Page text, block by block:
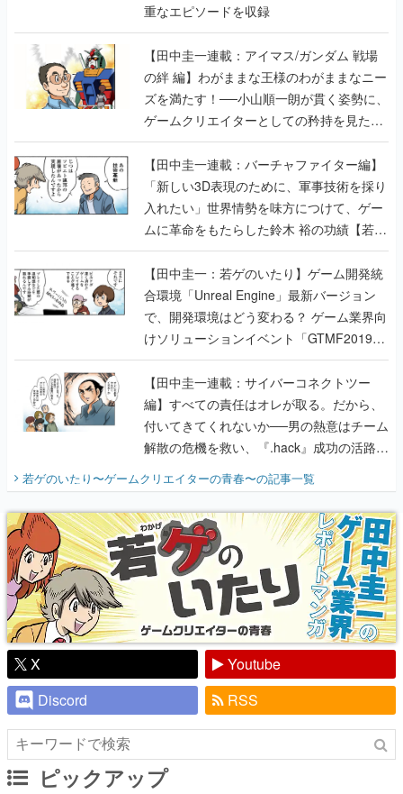
重なエピソードを収録
【田中圭一連載：アイマス/ガンダム 戦場
の絆 編】わがままな王様のわがままなニー
ズを満たす！──小山順一朗が貫く姿勢に、
ゲームクリエイターとしての矜持を見た
【若ゲのいたり最終回】
【田中圭一連載：バーチャファイター編】
「新しい3D表現のために、軍事技術を採り
入れたい」世界情勢を味方につけて、ゲー
ムに革命をもたらした鈴木 裕の功績【若ゲ
のいたり】
【田中圭一：若ゲのいたり】ゲーム開発統
合環境「Unreal Engine」最新バージョン
で、開発環境はどう変わる？ ゲーム業界向
けソリューションイベント「GTMF2019」
に行って、より理解を深めよう【PR】
【田中圭一連載：サイバーコネクトツー
編】すべての責任はオレが取る。だから、
付いてきてくれないか──男の熱意はチーム
解散の危機を救い、『.hack』成功の活路を
開く。業界の快男児・松山 洋に流れる血は
『少年ジャンプ』色だった【若ゲのいた
り】
若ゲのいたり〜ゲームクリエイターの青春〜の記事一覧
X
Youtube
Discord
RSS
ピックアップ